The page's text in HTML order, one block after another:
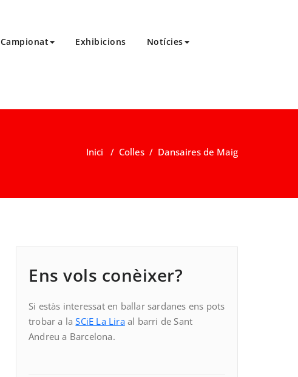
Campionat Exhibicions Notícies
Inici / Colles / Dansaires de Maig
Ens vols conèixer?
Si estàs interessat en ballar sardanes ens pots
trobar a laSCiE La Liraal barri de Sant
Andreu a Barcelona.